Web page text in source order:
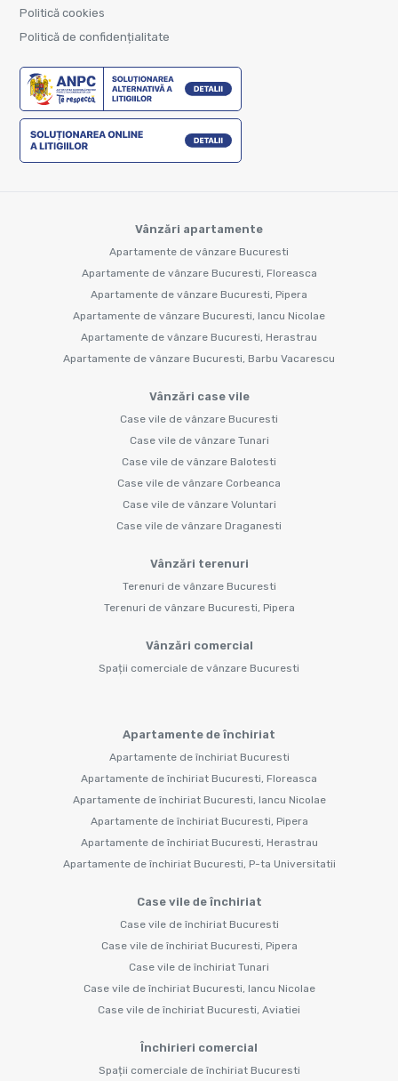
Politică cookies
Politică de confidențialitate
Vânzări apartamente
Apartamente de vânzare Bucuresti
Apartamente de vânzare Bucuresti, Floreasca
Apartamente de vânzare Bucuresti, Pipera
Apartamente de vânzare Bucuresti, Iancu Nicolae
Apartamente de vânzare Bucuresti, Herastrau
Apartamente de vânzare Bucuresti, Barbu Vacarescu
Vânzări case vile
Case vile de vânzare Bucuresti
Case vile de vânzare Tunari
Case vile de vânzare Balotesti
Case vile de vânzare Corbeanca
Case vile de vânzare Voluntari
Case vile de vânzare Draganesti
Vânzări terenuri
Terenuri de vânzare Bucuresti
Terenuri de vânzare Bucuresti, Pipera
Vânzări comercial
Spații comerciale de vânzare Bucuresti
Apartamente de închiriat
Apartamente de închiriat Bucuresti
Apartamente de închiriat Bucuresti, Floreasca
Apartamente de închiriat Bucuresti, Iancu Nicolae
Apartamente de închiriat Bucuresti, Pipera
Apartamente de închiriat Bucuresti, Herastrau
Apartamente de închiriat Bucuresti, P-ta Universitatii
Case vile de închiriat
Case vile de închiriat Bucuresti
Case vile de închiriat Bucuresti, Pipera
Case vile de închiriat Tunari
Case vile de închiriat Bucuresti, Iancu Nicolae
Case vile de închiriat Bucuresti, Aviatiei
Închirieri comercial
Spații comerciale de închiriat Bucuresti